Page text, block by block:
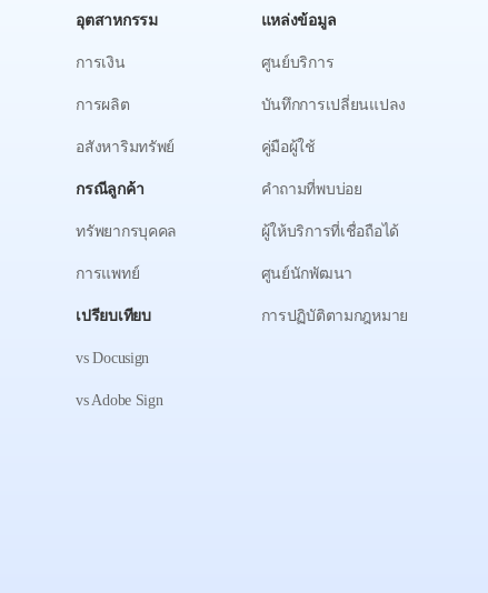
อุตสาหกรรม
การเงิน
การผลิต
อสังหาริมทรัพย์
กรณีลูกค้า
ทรัพยากรบุคคล
การแพทย์
เปรียบเทียบ
vs Docusign
vs Adobe Sign
แหล่งข้อมูล
ศูนย์บริการ
บันทึกการเปลี่ยนแปลง
คู่มือผู้ใช้
คำถามที่พบบ่อย
ผู้ให้บริการที่เชื่อถือได้
ศูนย์นักพัฒนา
การปฏิบัติตามกฎหมาย